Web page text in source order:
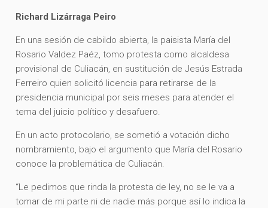
Richard Lizárraga Peiro
En una sesión de cabildo abierta, la paisista María del
Rosario Valdez Paéz, tomo protesta como alcaldesa
provisional de Culiacán, en sustitución de Jesús Estrada
Ferreiro quien solicitó licencia para retirarse de la
presidencia municipal por seis meses para atender el
tema del juicio político y desafuero.
En un acto protocolario, se sometió a votación dicho
nombramiento, bajo el argumento que María del Rosario
conoce la problemática de Culiacán.
“Le pedimos que rinda la protesta de ley, no se le va a
tomar de mi parte ni de nadie más porque así lo indica la